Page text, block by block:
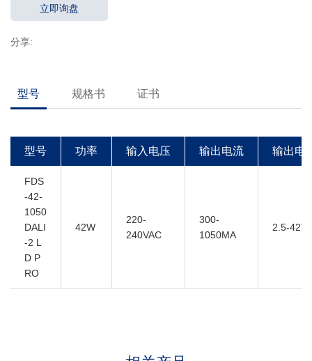
· 支持应急照明
·EOFI = 100％
· 5年质保
立即询盘
分享:
型号 规格书 证书
型号 功率 输入电压 输出电流 输出电
FDS
-42-
1050
DALI
-2 L
D P
RO
42W
220-
240VAC
300-
1050MA
2.5-42V